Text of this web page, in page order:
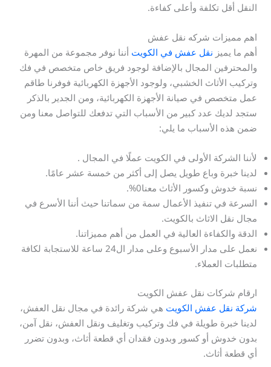
النقل أقل تكلفة وأعلى كفاءة.
اهم مميزات شركه نقل عفش
أهم ما يميز نقل عفش في الكويت أننا نوفر مجموعة من المهرة
والمحترفين المجال بالإضافة لوجود فريق خاص متخصص في فك
وتركيب الأثاث الخشبي، ولوجود الأجهزة الكهربائية فوفرنا طاقم
عمل متخصص في صيانة الأجهزة الكهربائية، ومن الجدير بالذكر
ستجد لديك عدد كبير من الأسباب التي تدفعك للتواصل معنا ومن
ضمن هذه الأسباب ما يلي:
لأننا الشركة الأولى في الكويت عملًا في المجال .
لدينا خبرة وباع طويل يصل إلى أكثر من خمسة عشر عامًا.
نسبة خدوش وكسور الأثاث معنا0%.
السرعة في تنفيذ الأعمال سمة من سماتنا حيث أننا الأسرع في
مجال نقل الاثاث بالكويت.
الدقة والكفاءة العالية في العمل من أهم مميزاتنا.
نعمل على مدار الأسبوع وعلى مدار ال24 ساعة للاستجابة لكافة
متطلبات العملاء.
ارقام شركات نقل عفش الكويت
شركة نقل عفش الكويت هي شركة رائدة في مجال نقل العفش،
لدينا خبرة طويلة في فك وتركيب وتغليف ونقل العفش، نقل آمن،
بدون خدوش أو كسور وبدون فقدان أي قطعة أثاث، وبدون تضرر
أي قطعة أثاث.